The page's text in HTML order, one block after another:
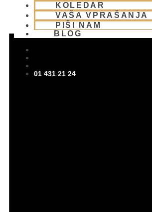
KOLEDAR
VAŠA VPRAŠANJA
PIŠI NAM
BLOG
01 431 21 24